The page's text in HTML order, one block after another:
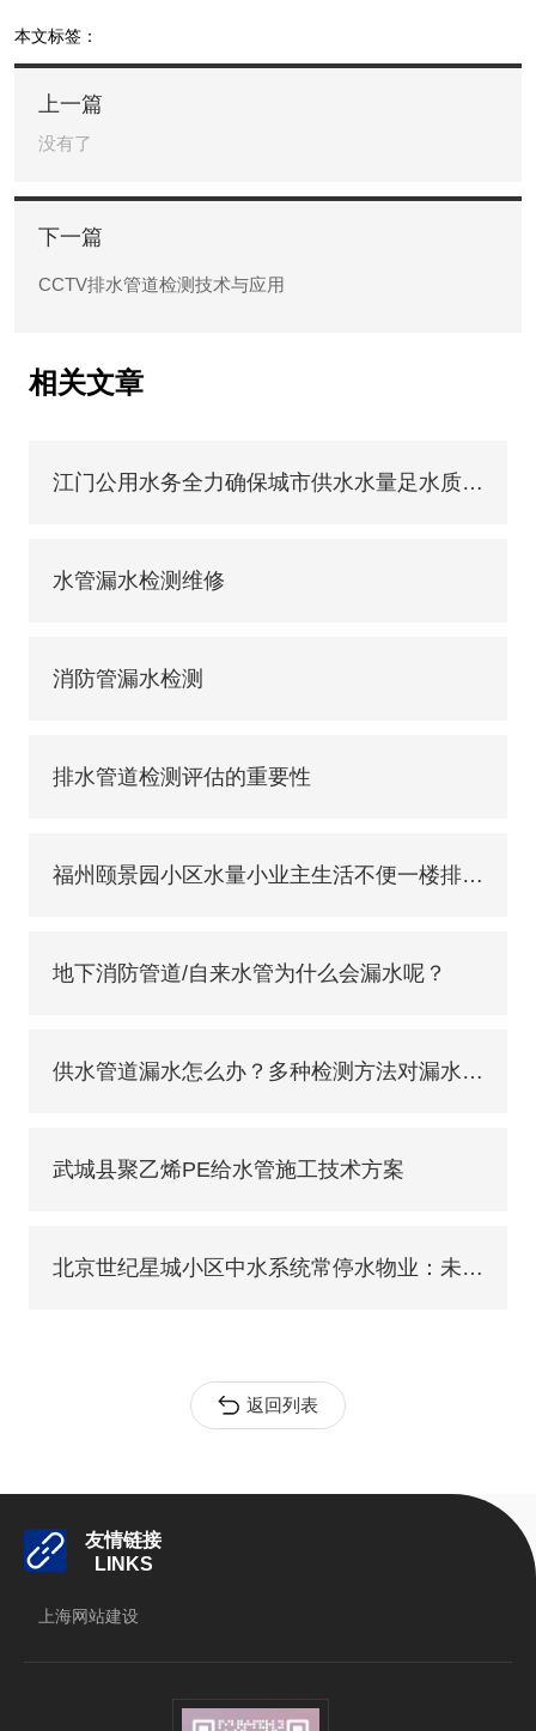
本文标签：
上一篇
没有了
下一篇
CCTV排水管道检测技术与应用
相关文章
江门公用水务全力确保城市供水水量足水质优水压稳
水管漏水检测维修
消防管漏水检测
排水管道检测评估的重要性
福州颐景园小区水量小业主生活不便一楼排队接水
地下消防管道/自来水管为什么会漏水呢？
供水管道漏水怎么办？多种检测方法对漏水实施查找
武城县聚乙烯PE给水管施工技术方案
北京世纪星城小区中水系统常停水物业：未修好
返回列表
友情链接
LINKS
上海网站建设